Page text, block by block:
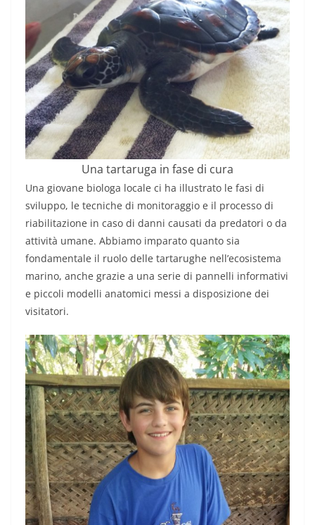
Una tartaruga in fase di cura
Una giovane biologa locale ci ha illustrato le fasi di
sviluppo, le tecniche di monitoraggio e il processo di
riabilitazione in caso di danni causati da predatori o da
attività umane. Abbiamo imparato quanto sia
fondamentale il ruolo delle tartarughe nell’ecosistema
marino, anche grazie a una serie di pannelli informativi
e piccoli modelli anatomici messi a disposizione dei
visitatori.